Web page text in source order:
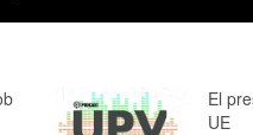
El
UE